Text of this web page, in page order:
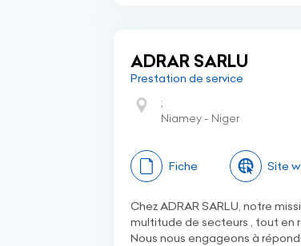
ADRAR SARLU
Prestation de service
;
Niamey - Niger
Fiche Site
Chez ADRAR SARLU, notre
multitude de secteurs , tout en
Nous nous engageons à